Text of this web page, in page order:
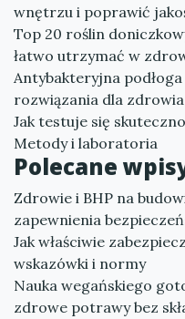
wnętrzu i poprawić
Top 20 roślin
łatwo utrzymać w
Antybakteryjna
rozwiązania dla
Jak testuje się
Metody i laboratoria
Polecane
Zdrowie i BHP na
zapewnienia
Jak właściwie
wskazówki i normy
Nauka wegańskiego
zdrowe potrawy bez